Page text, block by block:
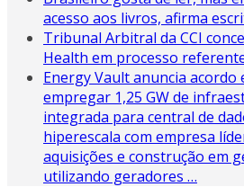
acesso aos livros, afirma
Tribunal Arbitral da CCI
Health em processo
Energy Vault anuncia
empregar 1,25 GW de
integrada para central de
hiperescala com empresa
aquisições e construção em
utilizando geradores …